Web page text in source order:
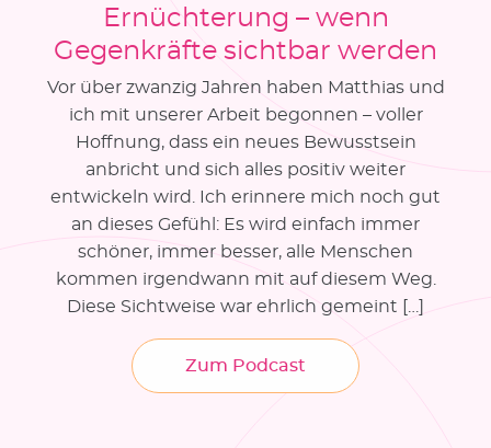
Ernüchterung – wenn
Gegenkräfte sichtbar werden
Vor über zwanzig Jahren haben Matthias und
ich mit unserer Arbeit begonnen – voller
Hoffnung, dass ein neues Bewusstsein
anbricht und sich alles positiv weiter
entwickeln wird. Ich erinnere mich noch gut
an dieses Gefühl: Es wird einfach immer
schöner, immer besser, alle Menschen
kommen irgendwann mit auf diesem Weg.
Diese Sichtweise war ehrlich gemeint […]
Zum Podcast